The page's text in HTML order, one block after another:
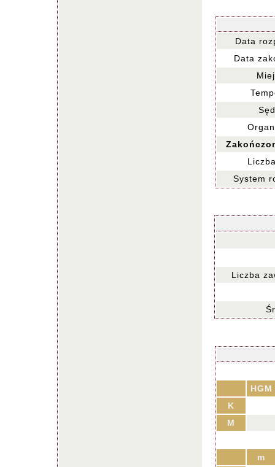
Data
Data
System
Liczba
HGM
K
M
m